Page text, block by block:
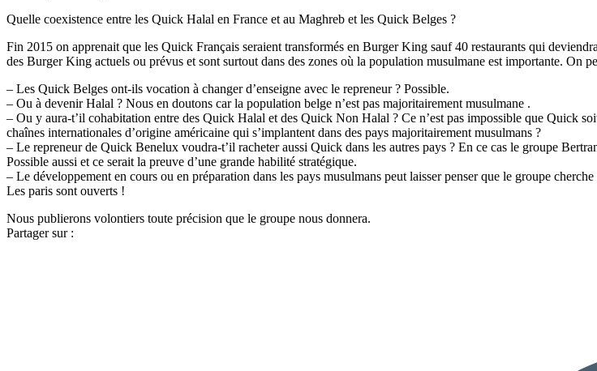
Quelle coexistence entre les Quick Halal en France et au Maghreb et les Quick Belges ?
Fin 2015 on apprenait que les Quick Français seraient transformés en Burger King sauf 40 restaurants qui
des Burger King actuels ou prévus et sont surtout dans des zones où la population musulmane est importante. On
– Les Quick Belges ont-ils vocation à changer d’enseigne avec le repreneur ? Possible.
– Ou à devenir Halal ? Nous en doutons car la population belge n’est pas majoritairement musulmane .
– Ou y aura-t’il cohabitation entre des Quick Halal et des Quick Non Halal ? Ce n’est pas impossible que Quick
chaînes internationales d’origine américaine qui s’implantent dans des pays majoritairement musulmans ?
– Le repreneur de Quick Benelux voudra-t’il racheter aussi Quick dans les autres pays ? En ce cas le groupe
Possible aussi et ce serait la preuve d’une grande habilité stratégique.
– Le développement en cours ou en préparation dans les pays musulmans peut laisser penser que le groupe
Les paris sont ouverts !
Nous publierons volontiers toute précision que le groupe nous donnera.
Partager sur :